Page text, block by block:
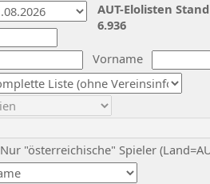
Vorname
Nur "österreichische" Spieler
AUT-Elolisten
6.936